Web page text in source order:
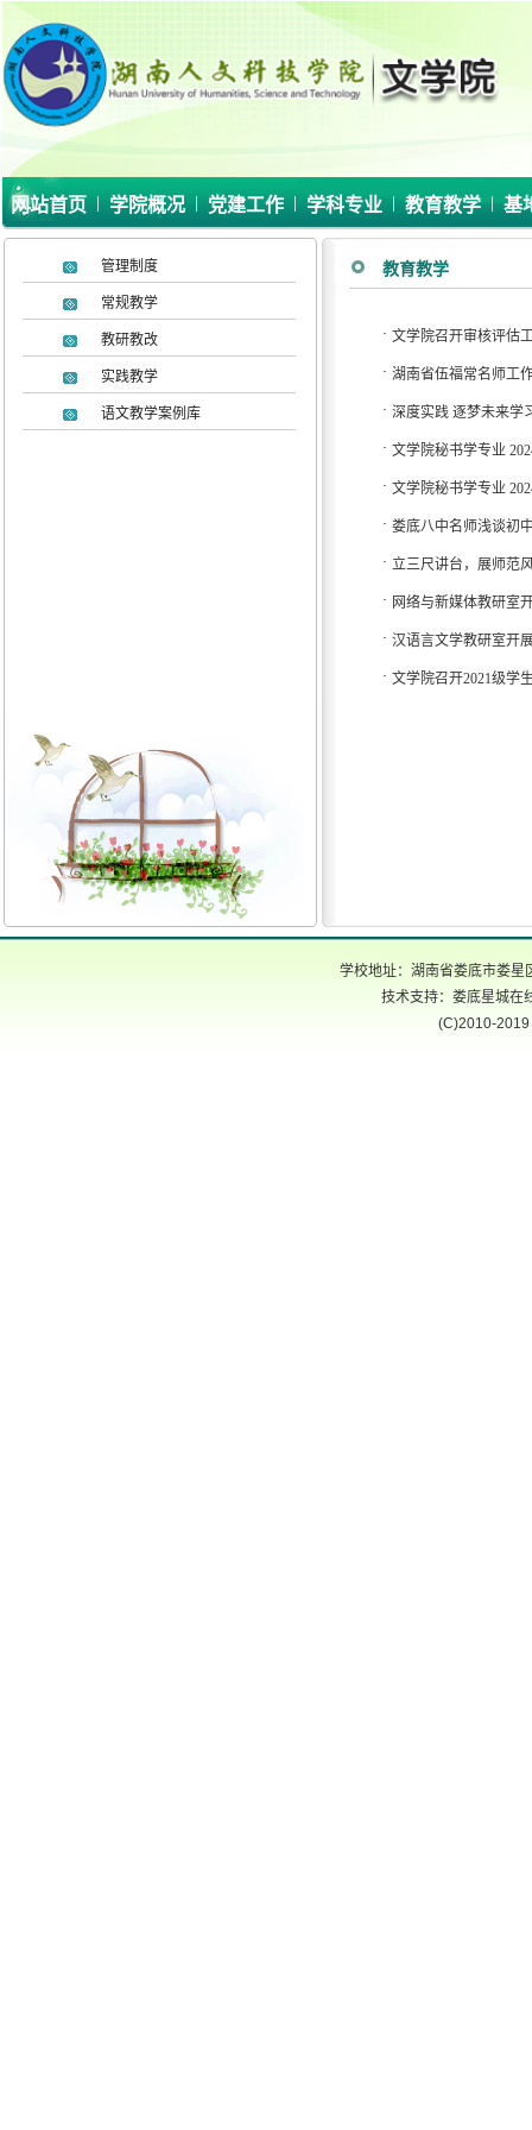
网站首页 | 学院概况 | 党建工作 | 学科专业 | 教育教学 | 基
管理制度
常规教学
教研教改
实践教学
语文教学案例库
教育教学
· 文学院召开审核评估
· 湖南省伍福常名师工
· 深度实践 逐梦未来
· 文学院秘书学专业
· 文学院秘书学专业
· 娄底八中名师浅谈初
· 立三尺讲台，展师范
· 网络与新媒体教研室
· 汉语言文学教研室开
· 文学院召开2021级学
学校地址：湖南省娄底市娄
技术支持：娄底星城
(C)2010-